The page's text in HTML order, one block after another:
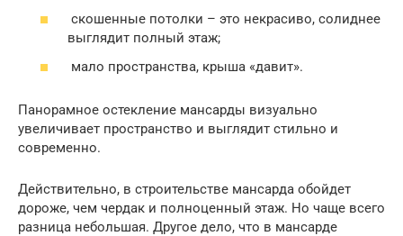
скошенные потолки – это некрасиво, солиднее
выглядит полный этаж;
мало пространства, крыша «давит».
Панорамное остекление мансарды визуально
увеличивает пространство и выглядит стильно и
современно.
Действительно, в строительстве мансарда обойдет
дороже, чем чердак и полноценный этаж. Но чаще всего
разница небольшая. Другое дело, что в мансарде